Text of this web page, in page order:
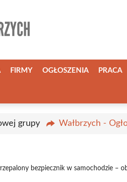
FIRMY OGŁOSZENIA PRACA
grupy Wałbrzych -
bezpiecznik w samochodzie –